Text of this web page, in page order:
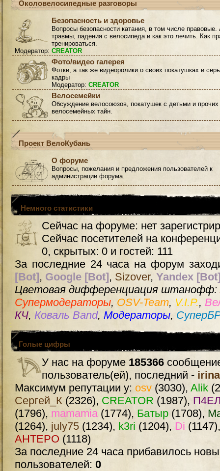
Околовелосипедные разговоры
Безопасность и здоровье
Вопросы безопасности катания, в том числе правовые.
травмы, падения с велосипеда и как это лечить. Как
тренироваться.
Модератор: CREATOR
Фото/видео галерея
Фотки, а так же видеоролики о своих покатушках и
кадры
Модератор: CREATOR
Велосемейки
Обсуждение велосоюзов, покатушек с детьми и прочих
велосемейных тайн.
Проект ВелоКубань
О форуме
Вопросы, пожелания и предложения пользователей к
администрации форума.
Немного статистики
Сейчас на форуме: нет
Сейчас посетителей на
0, скрытых: 0 и гостей: 111
За последние 24 часа на форум
[Bot], Google [Bot], Sizover, Yandex
Цветовая дифференциация штанофф:
Супермодераторы, OSV-Team, V.I.P.,
КЧ, Коваль Band, Модераторы,
Голые цифры
У нас на форуме 185366
пользователь(ей), последний -
Максимум репутации у: osv (3030), Alik
Сергей_К (2326), CREATOR (1987),
(1796), mamamia(1774), Батыр (1708),
(1264), july75 (1234), k3ri (1204), Di
AHTEPO (1118)
За последние 24 часа прибавилось
пользователей: 0